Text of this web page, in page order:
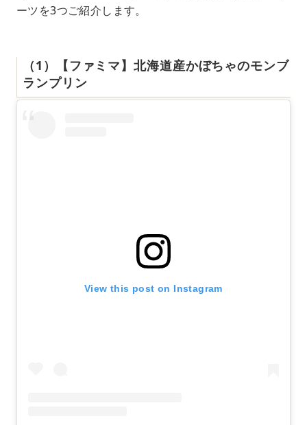
ーツを3つご紹介します。
（1）【ファミマ】北海道産かぼちゃのモンブ
ランプリン
View this post on Instagram